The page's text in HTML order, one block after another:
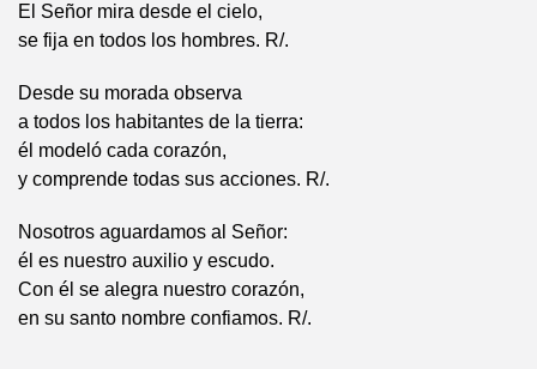
El Señor mira desde el cielo,
se fija en todos los hombres. R/.
Desde su morada observa
a todos los habitantes de la tierra:
él modeló cada corazón,
y comprende todas sus acciones. R/.
Nosotros aguardamos al Señor:
él es nuestro auxilio y escudo.
Con él se alegra nuestro corazón,
en su santo nombre confiamos. R/.